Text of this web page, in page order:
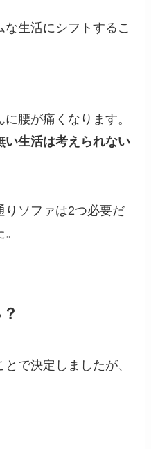
生活にシフトするこ
腰が痛くなります。
い生活は考えられない
りソファは2つ必要だ
で決定しましたが、